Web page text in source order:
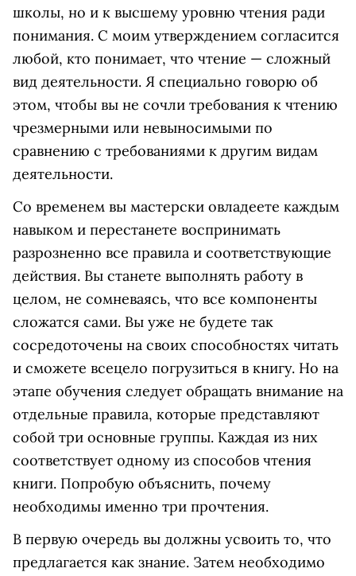
школы, но и к высшему уровню чтения ради
понимания. С моим утверждением согласится
любой, кто понимает, что чтение — сложный
вид деятельности. Я специально говорю об
этом, чтобы вы не сочли требования к чтению
чрезмерными или невыносимыми по
сравнению с требованиями к другим видам
деятельности.
Со временем вы мастерски овладеете каждым
навыком и перестанете воспринимать
разрозненно все правила и соответствующие
действия. Вы станете выполнять работу в
целом, не сомневаясь, что все компоненты
сложатся сами. Вы уже не будете так
сосредоточены на своих способностях читать
и сможете всецело погрузиться в книгу. Но на
этапе обучения следует обращать внимание на
отдельные правила, которые представляют
собой три основные группы. Каждая из них
соответствует одному из способов чтения
книги. Попробую объяснить, почему
необходимы именно три прочтения.
В первую очередь вы должны усвоить то, что
предлагается как знание. Затем необходимо